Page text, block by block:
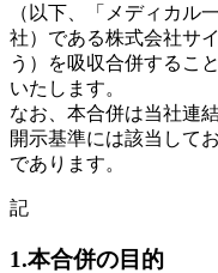
（以下、「メディカル
社）である株式会社サ
う）を吸収合併するこ
いたします。
なお、本合併は当社連
開示基準には該当して
であります。
記
1.本合併の目的